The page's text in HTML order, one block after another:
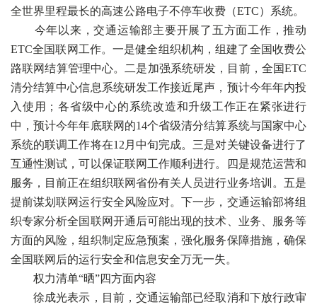
全世界里程最长的高速公路电子不停车收费（ETC）系统。
今年以来，交通运输部主要开展了五方面工作，推动
ETC全国联网工作。一是健全组织机构，组建了全国收费公
路联网结算管理中心。二是加强系统研发，目前，全国ETC
清分结算中心信息系统研发工作接近尾声，预计今年年内投
入使用；各省级中心的系统改造和升级工作正在紧张进行
中，预计今年年底联网的14个省级清分结算系统与国家中心
系统的联调工作将在12月中旬完成。三是对关键设备进行了
互通性测试，可以保证联网工作顺利进行。四是规范运营和
服务，目前正在组织联网省份有关人员进行业务培训。五是
提前谋划联网运行安全风险应对。下一步，交通运输部将组
织专家分析全国联网开通后可能出现的技术、业务、服务等
方面的风险，组织制定应急预案，强化服务保障措施，确保
全国联网后的运行安全和信息安全万无一失。
权力清单“晒”四方面内容
徐成光表示，目前，交通运输部已经取消和下放行政审